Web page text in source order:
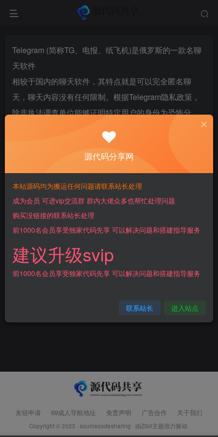
Telegram (简称TG、电报、纸飞机)是俄罗斯的一款名聊
天软件
相较于国内的聊天软件，其特点就是可以完全匿名聊
天，聊天内容没有任何限制。根据Telegram隐私政策，
除非执法调查单位能够证明特定用户的身份为恐怖分
言网地: https://telegram.org
注意必须要在官网下载，盗版软件会有自动修改聊天中
的USDT地址等安全风险
该软件没有自带中文，具体汉化教程可联系站长，免费
协助。
友链申请 69成人导航地址 免责声明 广告合作 关于我们
Copyright © 2023 · sourcecodesharing · 由Zibll主题强力驱动.
源代码分享网
本站源码均为搬运任何问题请联系站长处理
成为会员 可进vip交流群 群内大佬众多也帮忙处理问题
购买没链接的联系站长处理
前1000名会员享受独家代码先享 可以解决问题和搭建指导服务
建议升级svip
前1000名会员享受独家代码先享 可以解决问题和搭建指导服务
联系站长 进入站点